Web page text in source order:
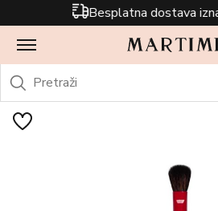
Besplatna dostava